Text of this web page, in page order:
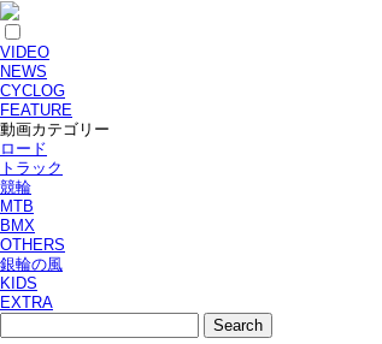
VIDEO
NEWS
CYCLOG
FEATURE
動画カテゴリー
ロード
トラック
競輪
MTB
BMX
OTHERS
銀輪の風
KIDS
EXTRA